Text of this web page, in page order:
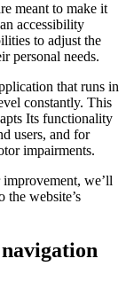
meant to make it
accessibility
to adjust the
personal needs.
that runs in
constantly. This
Its functionality
users, and for
impairments.
we’ll
the website’s